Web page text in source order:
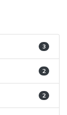
3
2
2